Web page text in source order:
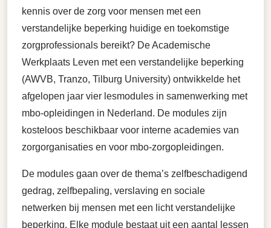
kennis over de zorg voor mensen met een
verstandelijke beperking huidige en toekomstige
zorgprofessionals bereikt? De Academische
Werkplaats Leven met een verstandelijke beperking
(AWVB, Tranzo, Tilburg University) ontwikkelde het
afgelopen jaar vier lesmodules in samenwerking met
mbo-opleidingen in Nederland. De modules zijn
kosteloos beschikbaar voor interne academies van
zorgorganisaties en voor mbo-zorgopleidingen.
De modules gaan over de thema’s zelfbeschadigend
gedrag, zelfbepaling, verslaving en sociale
netwerken bij mensen met een licht verstandelijke
beperking. Elke module bestaat uit een aantal lessen